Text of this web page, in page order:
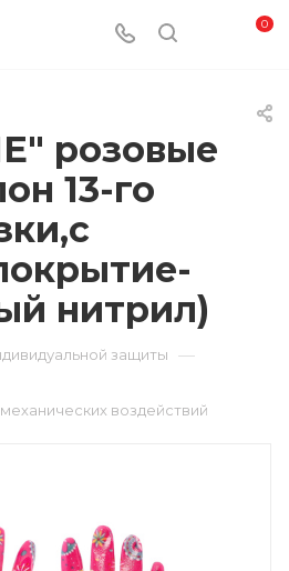
0
розовые
13-го
нитрил)
защиты —
воздействий